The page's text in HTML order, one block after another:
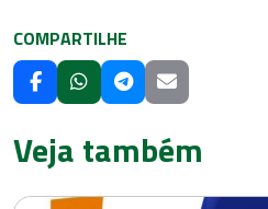
COMPARTILHE
Veja também